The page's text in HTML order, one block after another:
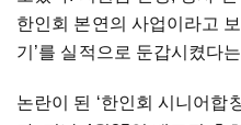
한인회 본연의 사업이라고
기’를 실적으로 둔갑시켰다
논란이 된 ‘한인회 시니어합